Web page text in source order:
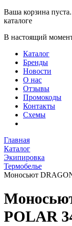
Ваша корзина
каталоге
В настоящий
Каталог
Бренды
Новости
О нас
Отзывы
Промокоды
Контакты
Схемы
Главная
Каталог
Экипировка
Термобелье
Моносьют
POLAR